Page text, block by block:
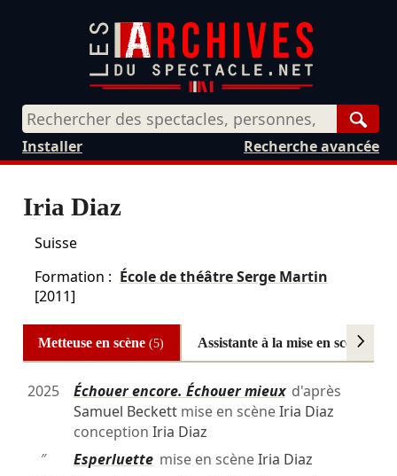
Recherche avancée
Installer
Iria Diaz
Suisse
Formation : École de théâtre Serge Martin
[2011]
Metteuse en scène(5) Assistante à la mise en scène
2025 Échouer encore. Échouer mieuxd'après
Samuel Beckettmise en scèneIria Diaz
conception Iria Diaz
″
Esperluettemise en scèneIria Diaz